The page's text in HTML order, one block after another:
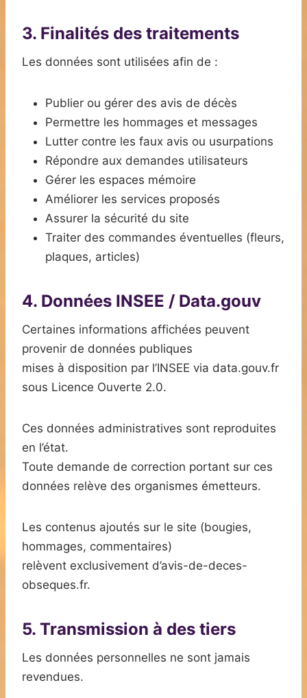
3. Finalités des traitements
Les données sont utilisées afin de :
Publier ou gérer des avis de décès
Permettre les hommages et messages
Lutter contre les faux avis ou usurpations
Répondre aux demandes utilisateurs
Gérer les espaces mémoire
Améliorer les services proposés
Assurer la sécurité du site
Traiter des commandes éventuelles (fleurs,
plaques, articles)
4. Données INSEE / Data.gouv
Certaines informations affichées peuvent
provenir de données publiques
mises à disposition par l’INSEE via data.gouv.fr
sous Licence Ouverte 2.0.
Ces données administratives sont reproduites
en l’état.
Toute demande de correction portant sur ces
données relève des organismes émetteurs.
Les contenus ajoutés sur le site (bougies,
hommages, commentaires)
relèvent exclusivement d’avis-de-deces-
obseques.fr.
5. Transmission à des tiers
Les données personnelles ne sont jamais
revendues.